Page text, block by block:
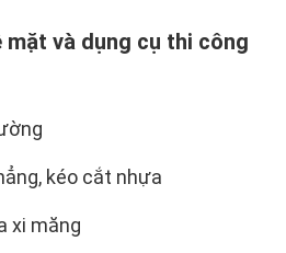
mặt và dụng cụ thi công
kéo cắt nhựa
xi măng